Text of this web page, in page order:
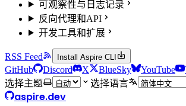
可观察性与日志记录
反向代理和API
开发工具和扩展
RSS Feed Install Aspire CLI
GitHub Discord X BlueSky YouTube
选择主题
选择语言
aspire.dev